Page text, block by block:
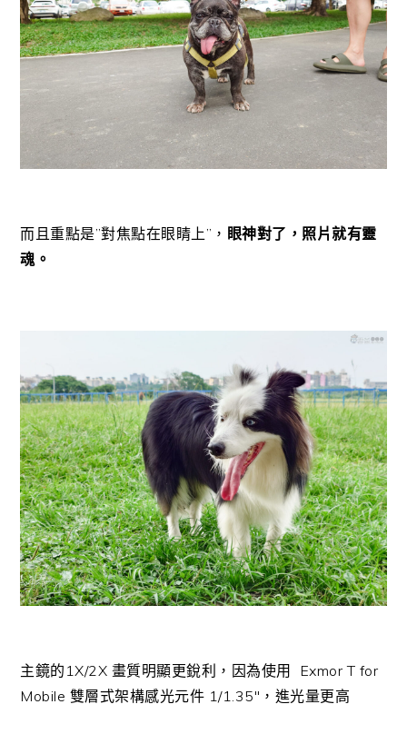
而且重點是”對焦點在眼睛上”， 眼神對了，照片就有靈
魂。
主鏡的1X/2X 畫質明顯更銳利，因為使用 Exmor T for
Mobile 雙層式架構感光元件 1/1.35″，進光量更高